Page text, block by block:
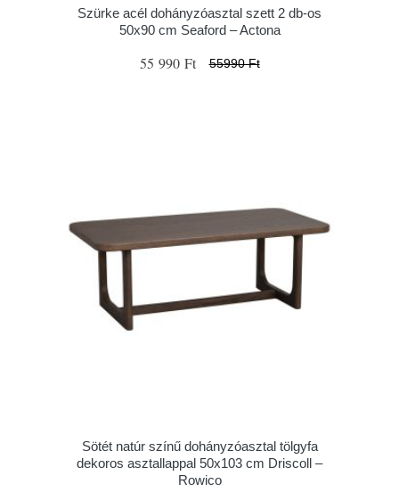
Szürke acél dohányzóasztal szett 2 db-os
50x90 cm Seaford – Actona
55 990 Ft 55990 Ft
Sötét natúr színű dohányzóasztal tölgyfa
dekoros asztallappal 50x103 cm Driscoll –
Rowico